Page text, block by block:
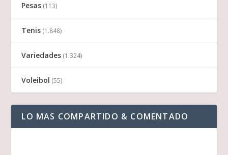
Pesas (113)
Tenis (1.848)
Variedades (1.324)
Voleibol (55)
LO MAS COMPARTIDO & COMENTADO